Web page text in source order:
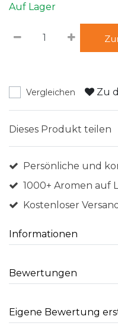
Auf Lager
Vergleichen Zu
Dieses Produkt teilen
Persönliche und
1000+ Aromen auf
Kostenloser
Informationen
Bewertungen
Eigene Bewertung